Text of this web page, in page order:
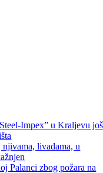
Impex” u Kraljevu još
livadama, u
Palanci zbog požara na